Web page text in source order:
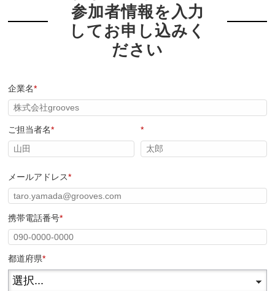
参加者情報を入力
してお申し込みく
ださい
*
企業名
*
ご担当者名 *
*
メールアドレス
*
携帯電話番号
*
都道府県